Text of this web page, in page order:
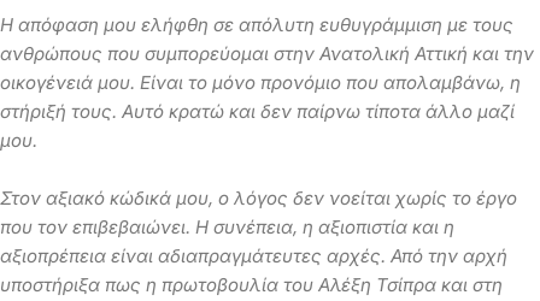
Η απόφαση μου ελήφθη σε απόλυτη ευθυγράμμιση με τους
ανθρώπους που συμπορεύομαι στην Ανατολική Αττική και την
οικογένειά μου. Είναι το μόνο προνόμιο που απολαμβάνω, η
στήριξή τους. Αυτό κρατώ και δεν παίρνω τίποτα άλλο μαζί
μου.
Στον αξιακό κώδικά μου, ο λόγος δεν νοείται χωρίς το έργο
που τον επιβεβαιώνει. Η συνέπεια, η αξιοπιστία και η
αξιοπρέπεια είναι αδιαπραγμάτευτες αρχές. Από την αρχή
υποστήριξα πως η πρωτοβουλία του Αλέξη Τσίπρα και στη